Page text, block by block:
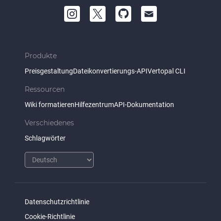
Produkte
PreisgestaltungDateikonvertierungs-APIVertopal CLI
Ressourcen
Wiki formatierenHilfezentrumAPI-Dokumentation
Verschiedenes
Schlagwörter
Datenschutzrichtlinie
Cookie-Richtlinie